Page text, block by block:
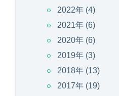
2022年 (4)
2021年 (6)
2020年 (6)
2019年 (3)
2018年 (13)
2017年 (19)